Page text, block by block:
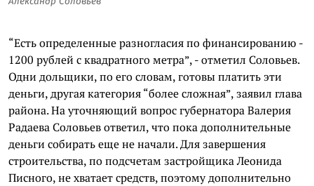
“Есть определенные разногласия по финансированию -
1200 рублей с квадратного метра”, - отметил Соловьев.
Одни дольщики, по его словам, готовы платить эти
деньги, другая категория “более сложная”, заявил глава
района. На уточняющий вопрос губернатора Валерия
Радаева Соловьев ответил, что пока дополнительные
деньги собирать еще не начали. Для завершения
строительства, по подсчетам застройщика Леонида
Писного, не хватает средств, поэтому дополнительно